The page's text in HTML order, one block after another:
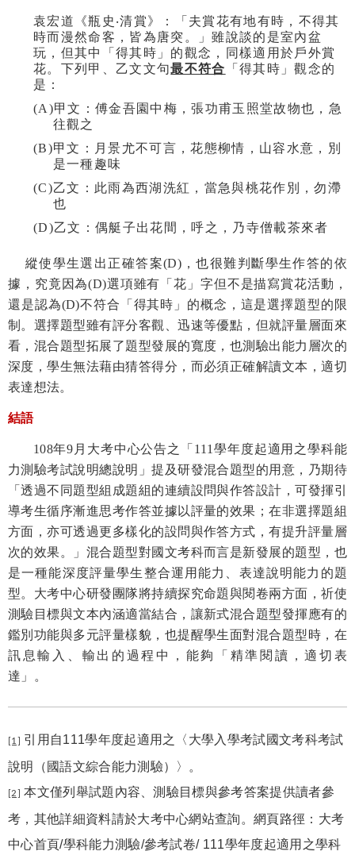
袁宏道《瓶史 ‧清賞》：「夫賞花有地有時，不得其
時而漫然命客，皆為唐突。」雖說談的是室內盆
玩，但其中「得其時」的觀念，同樣適用於戶外賞
花。下列甲、乙文文句最不符合 「得其時」觀念的
是：
(A)甲文：傅金吾園中梅，張功甫玉照堂故物也，急
往觀之
(B)甲文：月景尤不可言，花態柳情，山容水意，別
是一種趣味
(C)乙文：此雨為西湖洗紅，當急與桃花作別，勿滯
也
(D)乙文：偶艇子出花間，呼之，乃寺僧載茶來者
縱使學生選出正確答案(D)，也很難判斷學生作答的依
據，究竟因為(D)選項雖有「花」字但不是描寫賞花活動，
還是認為(D)不符合「得其時」的概念，這是選擇題型的限
制。選擇題型雖有評分客觀、迅速等優點，但就評量層面來
看， 混合題型拓展了題型發展的寬度，也測驗出能力層次的
深度，學生無法藉由猜答得分，而必須正確解讀文本，適切
表達想法。
結語
108年9 月大考中心公告之「 111 學年度起適用之學科能
力測驗考試說明總說明」提及研發混合題型的用意，乃期待
「透過不同題型組成題組的連續設問與作答設計，可發揮引
導考生循序漸進思考作答並據以評量的效果；在非選擇題組
方面，亦可透過更多樣化的設問與作答方式，有提升評量層
次的效果。」混合題型對國文考科而言是新發展的題型，也
是一種能深度評量學生整合運用能力、表達說明能力的題
型。大考中心研發團隊將持續探究命題與閱卷兩方面，祈使
測驗目標與文本內涵適當結合，讓新式混合題型發揮應有的
鑑別功能與多元評量樣貌，也提醒學生面對混合題型時，在
訊息輸入、輸出的過程中，能夠「精準閱讀，適切表
達」。
[1] 引用自111學年度起適用之〈大學入學考試國文考科考試
說明（國語文綜合能力測驗）〉。
[2] 本文僅列舉試題內容、測驗目標與參考答案提供讀者參
考，其他詳細資料請於大考中心網站查詢。網頁路徑：大考
中心首頁/學科能力測驗/參考試卷/ 111學年度起適用之學科